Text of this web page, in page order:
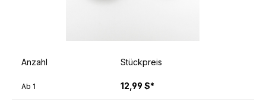
Anzahl Stückpreis
Ab 1 12,99 $*